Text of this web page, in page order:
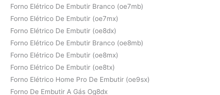
Forno Elétrico De Embutir Branco (oe7mb)
Forno Elétrico De Embutir (oe7mx)
Forno Elétrico De Embutir (oe8dx)
Forno Elétrico De Embutir Branco (oe8mb)
Forno Elétrico De Embutir (oe8mx)
Forno Elétrico De Embutir (oe8tx)
Forno Elétrico Home Pro De Embutir (oe9sx)
Forno De Embutir A Gás Og8dx